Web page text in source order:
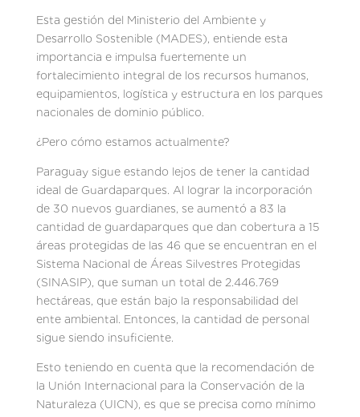
Esta gestión del Ministerio del Ambiente y
Desarrollo Sostenible (MADES), entiende esta
importancia e impulsa fuertemente un
fortalecimiento integral de los recursos humanos,
equipamientos, logística y estructura en los parques
nacionales de dominio público.
¿Pero cómo estamos actualmente?
Paraguay sigue estando lejos de tener la cantidad
ideal de Guardaparques. Al lograr la incorporación
de 30 nuevos guardianes, se aumentó a 83 la
cantidad de guardaparques que dan cobertura a 15
áreas protegidas de las 46 que se encuentran en el
Sistema Nacional de Áreas Silvestres Protegidas
(SINASIP), que suman un total de 2.446.769
hectáreas, que están bajo la responsabilidad del
ente ambiental. Entonces, la cantidad de personal
sigue siendo insuficiente.
Esto teniendo en cuenta que la recomendación de
la Unión Internacional para la Conservación de la
Naturaleza (UICN), es que se precisa como mínimo